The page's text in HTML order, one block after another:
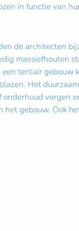
in functie van
de architecten
massiefhouten
tertiair gebouw
Het
vergen
gebouw. Ook